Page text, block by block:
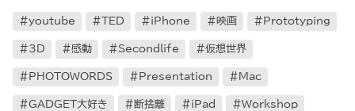
youtube TED iPhone 映画 Prototyping
3D 感動 Secondlife 仮想世界
PHOTOWORDS Presentation Mac
GADGET大好き 断捨離 iPad Workshop